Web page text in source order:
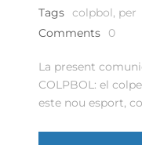
Tags colpbol, per
Comments
0
La present
COLPBOL: el
este nou esport,